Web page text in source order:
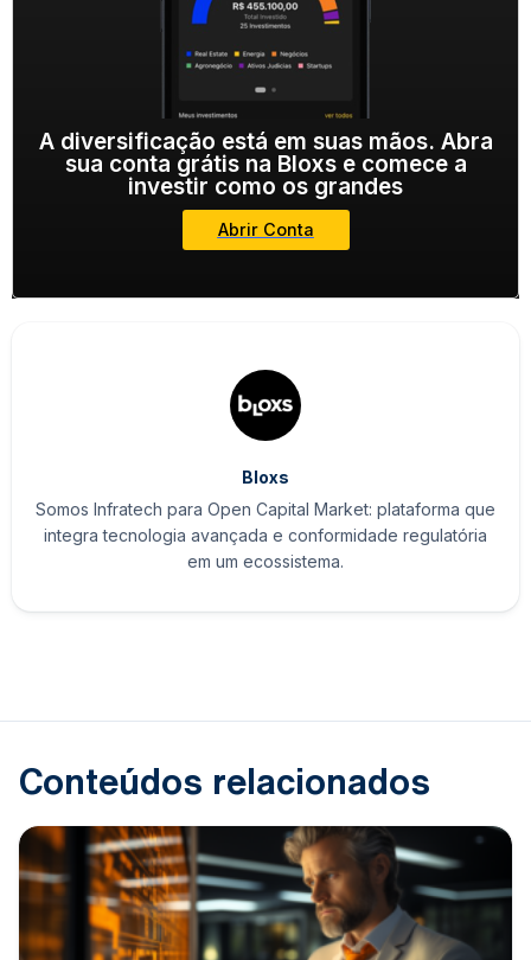
A diversificação está em suas mãos. Abra
sua conta grátis na Bloxs e comece a
investir como os grandes
Abrir Conta
Bloxs
Somos Infratech para Open Capital Market: plataforma que
integra tecnologia avançada e conformidade regulatória
em um ecossistema.
Conteúdos relacionados